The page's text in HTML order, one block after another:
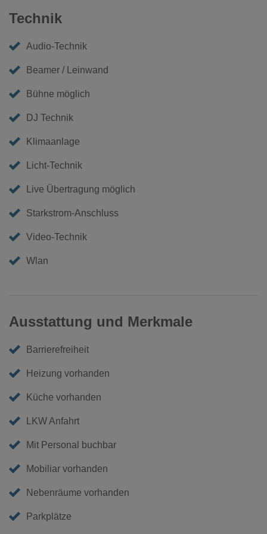
Technik
Audio-Technik
Beamer / Leinwand
Bühne möglich
DJ Technik
Klimaanlage
Licht-Technik
Live Übertragung möglich
Starkstrom-Anschluss
Video-Technik
Wlan
Ausstattung und Merkmale
Barrierefreiheit
Heizung vorhanden
Küche vorhanden
LKW Anfahrt
Mit Personal buchbar
Mobiliar vorhanden
Nebenräume vorhanden
Parkplätze